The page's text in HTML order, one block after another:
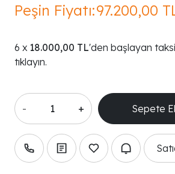
Peşin Fiyatı:97.200,00
18.000,00 TL'den başlayan
tıklayın.
- +